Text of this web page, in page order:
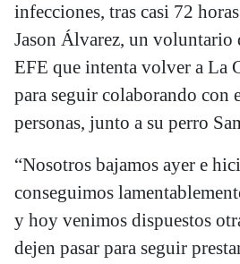
infecciones, tras casi 72
Jason Álvarez, un voluntario
EFE que intenta volver a La
para seguir colaborando con
personas, junto a su perro
“Nosotros bajamos ayer e
conseguimos
y hoy venimos dispuestos
dejen pasar para seguir